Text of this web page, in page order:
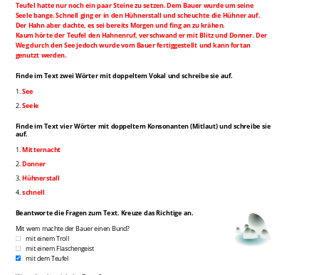
Teufel hatte nur noch ein paar Steine zu setzen. Dem Bauer wurde um seine
Seele bange. Schnell ging er in den Hühnerstall und scheuchte die Hühner auf.
Der Hahn aber dachte, es sei bereits Morgen und fing an zu krähen.
Kaum hörte der Teufel den Hahnenruf, verschwand er mit Blitz und Donner. Der
Weg durch den See jedoch wurde vom Bauer fertiggestellt und kann fortan
genutzt werden.
Finde im Text zwei Wörter mit doppeltem Vokal und schreibe sie auf.
1.See
2.Seele
Finde im Text vier Wörter mit doppeltem Konsonanten (Mitlaut) und schreibe sie
auf.
1.Mitternacht
2.Donner
3.Hühnerstall
4.schnell
Beantworte die Fragen zum Text. Kreuze das Richtige an.
Mit wem machte der Bauer einen Bund?
mit einem Troll
mit einem Flaschengeist
mit dem Teufel